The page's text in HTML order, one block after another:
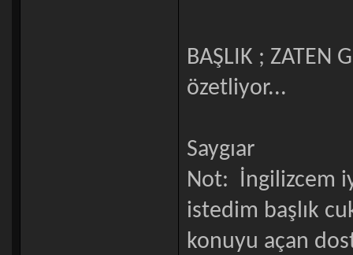
BAŞLIK ; ZATEN
özetliyor...
Saygıar
Not: İngilizcem
istedim başlık
konuyu açan